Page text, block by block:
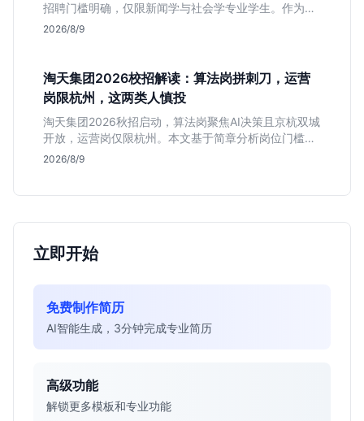
招聘门槛明确，仅限新闻学与社会学专业学生。作为深
耕非虚构写作的头部团队，该岗位提供独立发稿机会与
2026/8/9
淘天集团2026校招解读：算法岗拼刺刀，运营
岗限杭州，这两类人慎投
淘天集团2026秋招启动，算法岗聚焦AI决策且京杭双城
开放，运营岗仅限杭州。本文基于简章分析岗位门槛、
薪资行情及适合人群，帮应届生判断是否值得投递。
2026/8/9
立即开始
免费制作简历
AI智能生成，3分钟完成专业简历
高级功能
解锁更多模板和专业功能